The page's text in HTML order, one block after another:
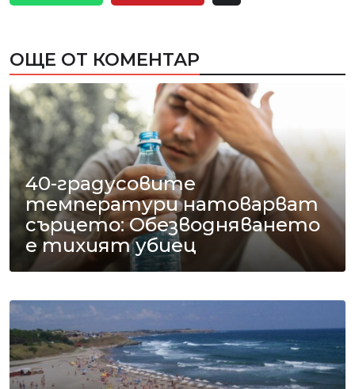
ОЩЕ ОТ КОМЕНТАР
40-градусовите
температури натоварват
сърцето: Обезводняването
е тихият убиец